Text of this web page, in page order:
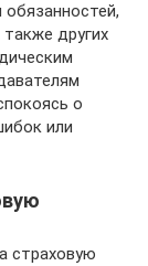
других
о
или
страховую